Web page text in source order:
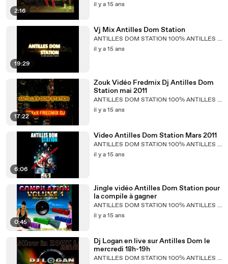
2:16
il y a 15 ans
19:29
Vj Mix Antilles Dom Station
ANTILLES DOM STATION 100% ANTILLES MUSIC
il y a 15 ans
17:22
Zouk Vidéo Fredmix Dj Antilles Dom
Station mai 2011
ANTILLES DOM STATION 100% ANTILLES MUSIC
il y a 15 ans
6:06
Video Antilles Dom Station Mars 2011
ANTILLES DOM STATION 100% ANTILLES MUSIC
il y a 15 ans
0:45
Jingle vidéo Antilles Dom Station pour
la compile à gagner
ANTILLES DOM STATION 100% ANTILLES MUSIC
il y a 15 ans
Dj Logan en live sur Antilles Dom le
mercredi 18h-19h
ANTILLES DOM STATION 100% ANTILLES MUSIC